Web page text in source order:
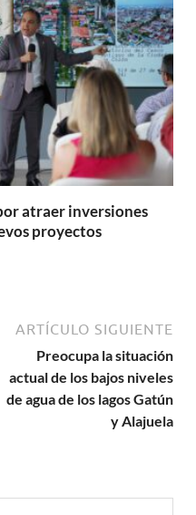
atraer inversiones
proyectos
ARTÍCULO SIGUIENTE
Preocupa la situación
actual de los bajos niveles
de agua de los lagos Gatún
y Alajuela